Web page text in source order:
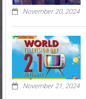
November 20, 2024
November 21, 2024